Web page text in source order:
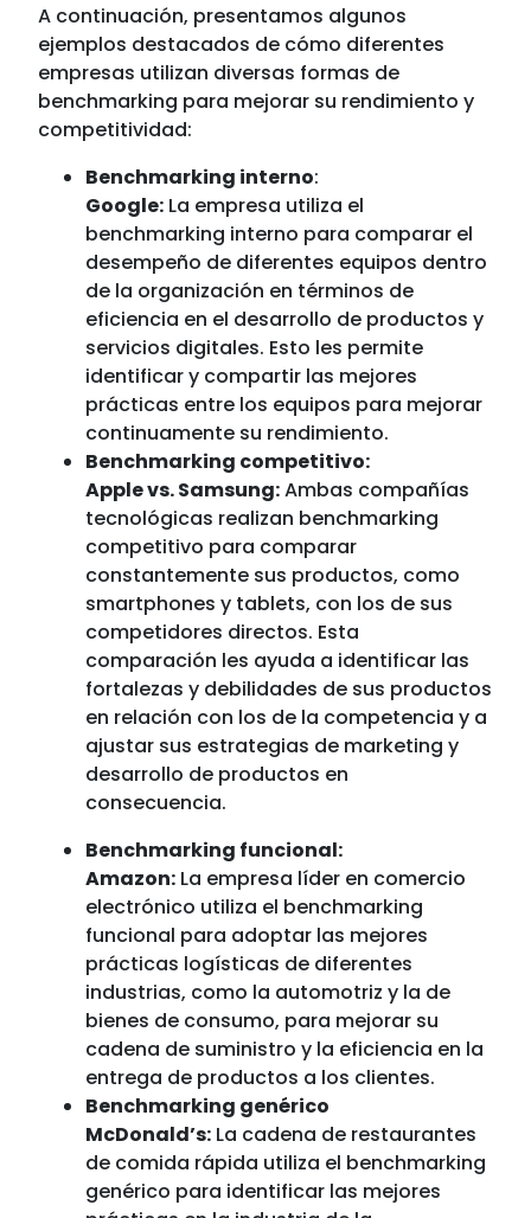
A continuación, presentamos algunos
ejemplos destacados de cómo diferentes
empresas utilizan diversas formas de
benchmarking para mejorar su rendimiento y
competitividad:
Benchmarking interno:
Google: La empresa utiliza el
benchmarking interno para comparar el
desempeño de diferentes equipos dentro
de la organización en términos de
eficiencia en el desarrollo de productos y
servicios digitales. Esto les permite
identificar y compartir las mejores
prácticas entre los equipos para mejorar
continuamente su rendimiento.
Benchmarking competitivo:
Apple vs. Samsung:Ambas compañías
tecnológicas realizan benchmarking
competitivo para comparar
constantemente sus productos, como
smartphones y tablets, con los de sus
competidores directos. Esta
comparación les ayuda a identificar las
fortalezas y debilidades de sus productos
en relación con los de la competencia y a
ajustar sus estrategias de marketing y
desarrollo de productos en
consecuencia.
Benchmarking funcional:
Amazon: La empresa líder en comercio
electrónico utiliza el benchmarking
funcional para adoptar las mejores
prácticas logísticas de diferentes
industrias, como la automotriz y la de
bienes de consumo, para mejorar su
cadena de suministro y la eficiencia en la
entrega de productos a los clientes.
Benchmarking genérico
McDonald’s: La cadena de restaurantes
de comida rápida utiliza el benchmarking
genérico para identificar las mejores